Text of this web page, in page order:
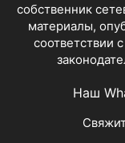
собственник
материалы,
соответствии
Наш